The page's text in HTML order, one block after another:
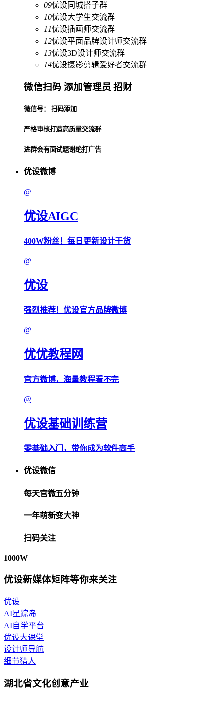
09优设同城搭子群
10优设大学生交流群
11优设插画师交流群
12优设平面品牌设计师交流群
13优设3D设计师交流群
14优设摄影剪辑爱好者交流群
微信扫码 添加管理员 招财
微信号： 扫码添加
严格审核打造高质量交流群
进群会有面试题谢绝打广告
优设微博
@
优设AIGC
400W粉丝！每日更新设计干货
@
优设
强烈推荐！优设官方品牌微博
@
优优教程网
官方微博，海量教程看不完
@
优设基础训练营
零基础入门，带你成为软件高手
优设微信
每天官微五分钟
一年萌新变大神
扫码关注
1000W
优设新媒体矩阵等你来关注
优设
AI星踪岛
AI自学平台
优设大课堂
设计师导航
细节猎人
湖北省文化创意产业